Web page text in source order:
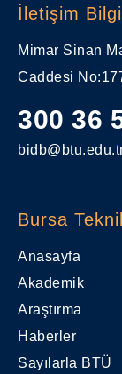
İletişim
Mimar Sinan
Caddesi
300 36
Bursa
Anasayfa
Akademik
Araştırma
Haberler
Sayılarla BTÜ